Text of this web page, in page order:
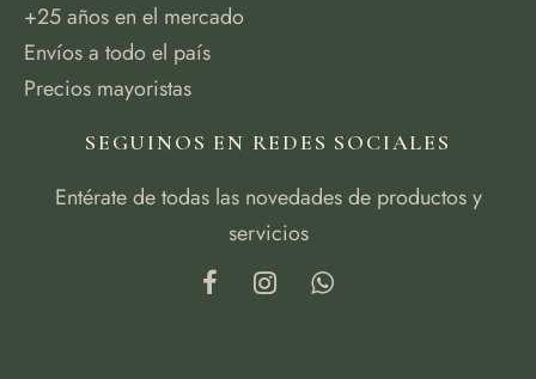
+25 años en el mercado
Envíos a todo el país
Precios mayoristas
SEGUINOS EN REDES SOCIALES
Entérate de todas las novedades de productos y
servicios